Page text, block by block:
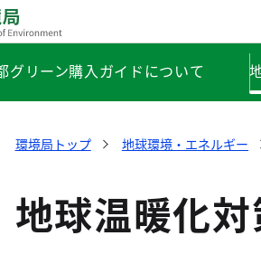
グリーン購入ガイドについて
環境局トップ 地球環境・エネルギー
地球温暖化対